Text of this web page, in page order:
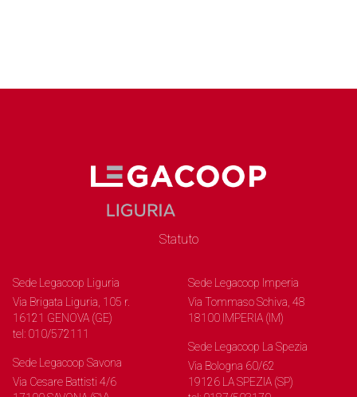
Statuto
Sede Legacoop Liguria
Via Brigata Liguria, 105 r.
16121 GENOVA (GE)
tel: 010/572111
Sede Legacoop Savona
Via Cesare Battisti 4/6
Sede Legacoop Imperia
Via Tommaso Schiva, 48
18100 IMPERIA (IM)
Sede Legacoop La Spezia
Via Bologna 60/62
19126 LA SPEZIA (SP)